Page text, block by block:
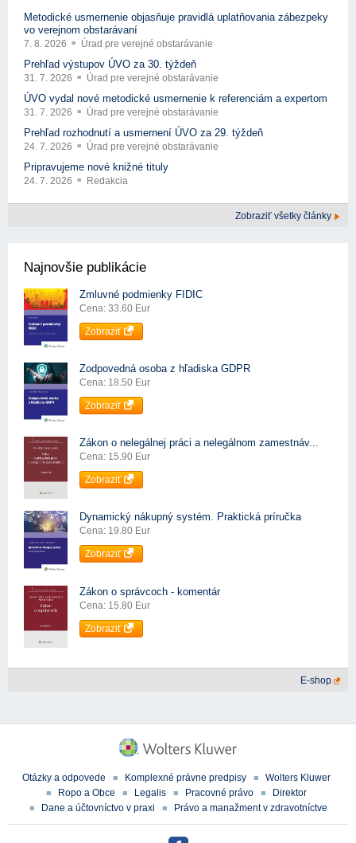
Metodické usmernenie objasňuje pravidlá uplatňovania zábezpeky
vo verejnom obstarávaní
7. 8. 2026 Úrad pre verejné obstarávanie
Prehľad výstupov ÚVO za 30. týždeň
31. 7. 2026 Úrad pre verejné obstarávanie
ÚVO vydal nové metodické usmernenie k referenciám a expertom
31. 7. 2026 Úrad pre verejné obstarávanie
Prehľad rozhodnutí a usmernení ÚVO za 29. týždeň
24. 7. 2026 Úrad pre verejné obstarávanie
Pripravujeme nové knižné tituly
24. 7. 2026 Redakcia
Zobraziť všetky články
Najnovšie publikácie
Zmluvné podmienky FIDIC
Cena: 33.60 Eur
Zobraziť
Zodpovedná osoba z hľadiska GDPR
Cena: 18.50 Eur
Zobraziť
Zákon o nelegálnej práci a nelegálnom zamestnáv...
Cena: 15.90 Eur
Zobraziť
Dynamický nákupný systém. Praktická príručka
Cena: 19.80 Eur
Zobraziť
Zákon o správcoch - komentár
Cena: 15.80 Eur
Zobraziť
E-shop
Otázky a odpovede Komplexné právne predpisy
Wolters Kluwer
Ropo a Obce
Legalis Pracovné právo
Direktor
Dane a účtovníctvo v praxi
Právo a manažment v zdravotníctve